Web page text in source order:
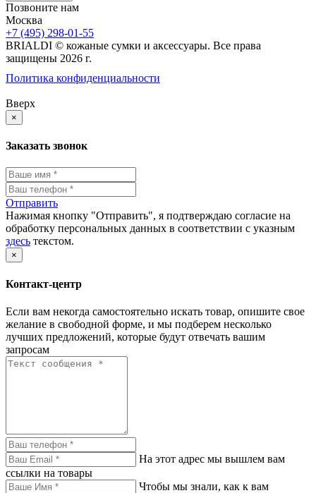
Позвоните нам
Москва
+7 (495) 298-01-55
BRIALDI © кожаные сумки и аксессуары. Все права
защищены 2026 г.
Политика конфиденциальности
Вверх
×
Заказать звонок
Отправить
Нажимая кнопку "Отправить", я подтверждаю согласие на
обработку персональных данных в соответствии с указным
здесь текстом.
×
Контакт-центр
Если вам некогда самостоятельно искать товар, опишите свое
желание в свободной форме, и мы подберем несколько
лучших предложений, которые будут отвечать вашим
запросам
На этот адрес мы вышлем вам
ссылки на товары
Чтобы мы знали, как к вам